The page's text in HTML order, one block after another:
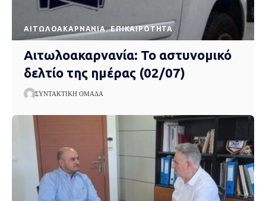
AΙΤΩΛΟΑΚΑΡΝΑΝΊΑ EΠΙΚΑΙΡΌΤΗΤΑ
Αιτωλοακαρνανία: Το αστυνομικό
δελτίο της ημέρας (02/07)
ΣΥΝΤΑΚΤΙΚΉ ΟΜΆΔΑ